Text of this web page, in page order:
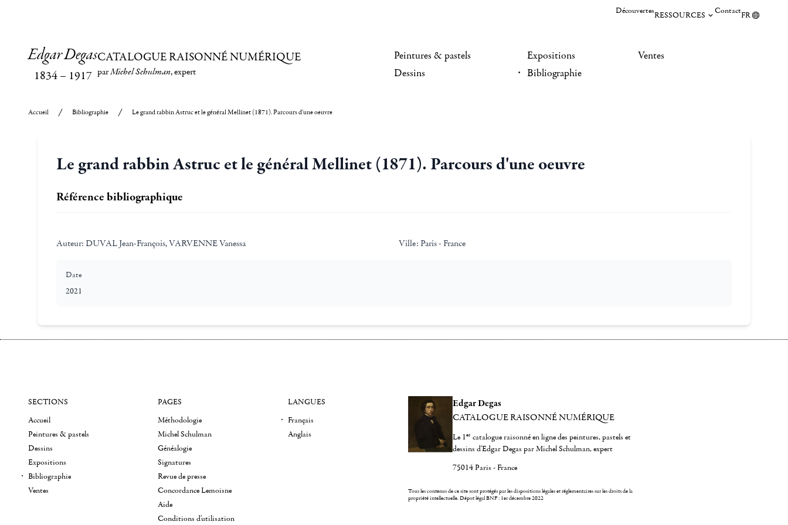
DécouvertesRESSOURCES ContactFR
Edgar Degas
1834– 1917
CATALOGUE RAISONNÉ NUMÉRIQUE
parMichel Schulman, expert
Peintures & pastels
Dessins
Expositions
Bibliographie
Ventes
Accueil Bibliographie Le grand rabbin Astruc et le général Mellinet (1871). Parcours d'une oeuvre
Le grand rabbin Astruc et le général Mellinet (1871). Parcours d'une oeuvre
Référence bibliographique
Auteur: DUVAL Jean-François, VARVENNE Vanessa Ville: Paris - France
Date
2021
Edgar Degas
CATALOGUE RAISONNÉ NUMÉRIQUE
Le 1er catalogue raisonné en ligne des peintures, pastels et
dessins d'Edgar Degas par Michel Schulman, expert
75014 Paris - France
Tous les contenus de ce site sont protégés par les dispositions légales et réglementaires sur les droits de la
propriété intellectuelle.Dépot légal BNF : 1er décembre 2022
SECTIONS
Accueil
Peintures & pastels
Dessins
Expositions
Bibliographie
Ventes
PAGES
Méthodologie
Michel Schulman
Généalogie
Signatures
Revue de presse
Concordance Lemoisne
Aide
Conditions d'utilisation
LANGUES
Français
Anglais